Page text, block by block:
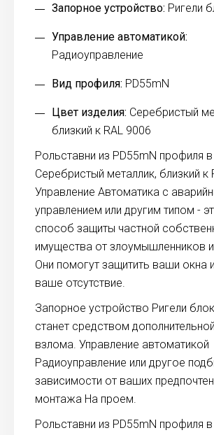
Запорное устройство: Ригели
Управление автоматикой:
Радиоуправление
Вид профиля: PD55mN
Цвет изделия: Серебристый
близкий к RAL 9006
Рольставни из PD55mN профиля в
Серебристый металлик, близкий к
Управление Автоматика с
управлением или другим типом -
способ защиты частной
имущества от злоумышленников
Они помогут защитить ваши окна
ваше отсутствие.
Запорное устройство Ригели
станет средством
взлома. Управление автоматикой
Радиоуправление или другое
зависимости от ваших
монтажа На проем.
Рольставни из PD55mN профиля в